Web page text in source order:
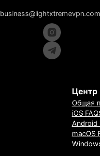
business@lightxtremevpn.com
Общая
iOS
Android
macOS